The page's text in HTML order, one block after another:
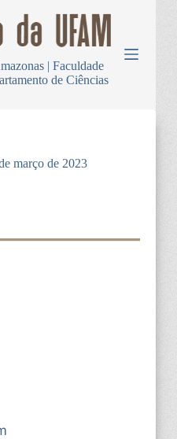
| Faculdade
de Ciências
março de 2023